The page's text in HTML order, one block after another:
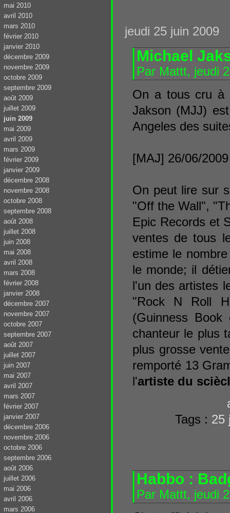
jeudi 25 juin 2009
Michael
Par Mattt, jeudi
On a tous cru à
Jakson (MJJ)
Angeles des
[MAJ] 26/06/
On peut lire sur
"Off the Wall",
Epic Records et
ventes de tous
estime le
le monde; il
l'un des artistes
"Rock N Roll
(Guinness
chanteur le plus
plus grosse
remporté 13
l'artiste du
Tags : 25
Habbo :
Par Mattt, jeudi
mai 2010
avril 2010
mars 2010
février 2010
janvier 2010
décembre 2009
novembre 2009
octobre 2009
septembre 2009
août 2009
juillet 2009
juin 2009
mai 2009
avril 2009
mars 2009
février 2009
janvier 2009
décembre 2008
novembre 2008
octobre 2008
septembre 2008
août 2008
juillet 2008
juin 2008
mai 2008
avril 2008
mars 2008
février 2008
janvier 2008
décembre 2007
novembre 2007
octobre 2007
septembre 2007
août 2007
juillet 2007
juin 2007
mai 2007
avril 2007
mars 2007
février 2007
janvier 2007
décembre 2006
novembre 2006
octobre 2006
septembre 2006
août 2006
juillet 2006
mai 2006
avril 2006
mars 2006